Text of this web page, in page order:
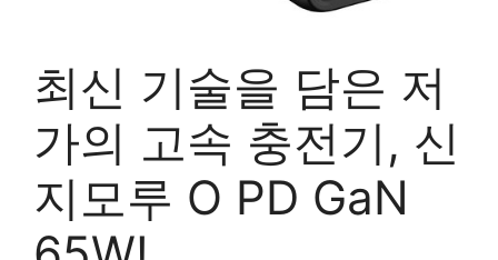
최신 기술을 담은 저
가의 고속 충전기, 신
지모루 O PD GaN